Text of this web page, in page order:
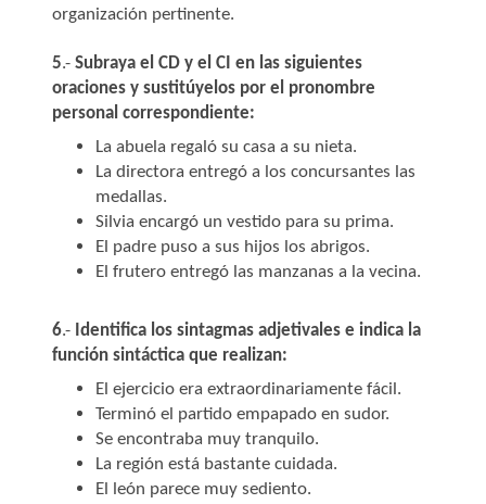
organización pertinente.
5.- Subraya el CD y el CI en las siguientes
oraciones y sustitúyelos por el pronombre
personal correspondiente:
La abuela regaló su casa a su nieta.
La directora entregó a los concursantes las
medallas.
Silvia encargó un vestido para su prima.
El padre puso a sus hijos los abrigos.
El frutero entregó las manzanas a la vecina.
6.- Identifica los sintagmas adjetivales e indica la
función sintáctica que realizan:
El ejercicio era extraordinariamente fácil.
Terminó el partido empapado en sudor.
Se encontraba muy tranquilo.
La región está bastante cuidada.
El león parece muy sediento.